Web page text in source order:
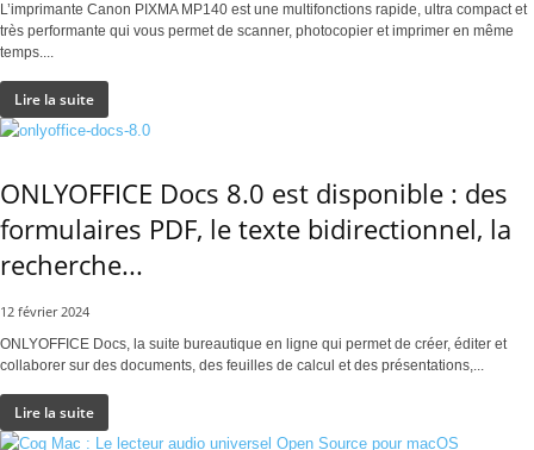
L’imprimante Canon PIXMA MP140 est une multifonctions rapide, ultra compact et
très performante qui vous permet de scanner, photocopier et imprimer en même
temps....
Lire la suite
ONLYOFFICE Docs 8.0 est disponible : des
formulaires PDF, le texte bidirectionnel, la
recherche...
12 février 2024
ONLYOFFICE Docs, la suite bureautique en ligne qui permet de créer, éditer et
collaborer sur des documents, des feuilles de calcul et des présentations,...
Lire la suite